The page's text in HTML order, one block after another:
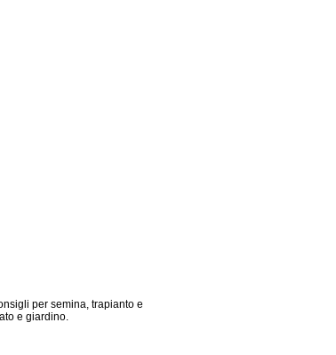
per semina, trapianto e
e giardino.